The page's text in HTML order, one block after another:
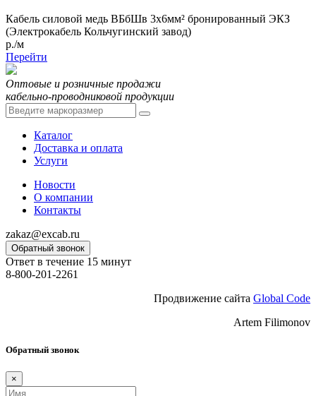
Кабель силовой медь ВБбШв 3x6мм² бронированный ЭКЗ
(Электрокабель Кольчугинский завод)
р./м
Перейти
Оптовые и розничные продажи
кабельно-проводниковой продукции
Каталог
Доставка и оплата
Услуги
Новости
О компании
Контакты
zakaz@excab.ru
Обратный звонок
Ответ в течение 15 минут
8-800-201-2261
Продвижение сайта Global Code
Artem Filimonov
Обратный звонок
×